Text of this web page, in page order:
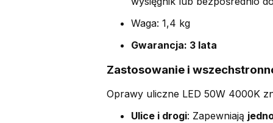
Waga: 1,4 kg
Gwarancja: 3 lata
Zastosowanie i
Oprawy uliczne LED 50W 4000K
Ulice i drogi: Zapewniają